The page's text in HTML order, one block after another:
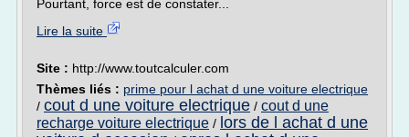
Pourtant, force est de constater...
Lire la suite
Site : http://www.toutcalculer.com
Thèmes liés : prime pour l achat d une voiture electrique
/ cout d une voiture electrique / cout d une
recharge voiture electrique / lors de l achat d une